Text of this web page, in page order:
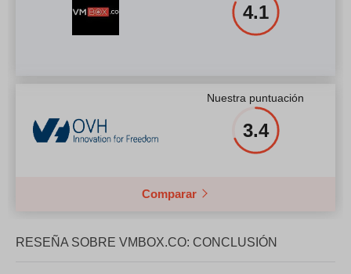
4.1
Nuestra puntuación
3.4
Comparar
RESEÑA SOBRE VMBOX.CO: CONCLUSIÓN